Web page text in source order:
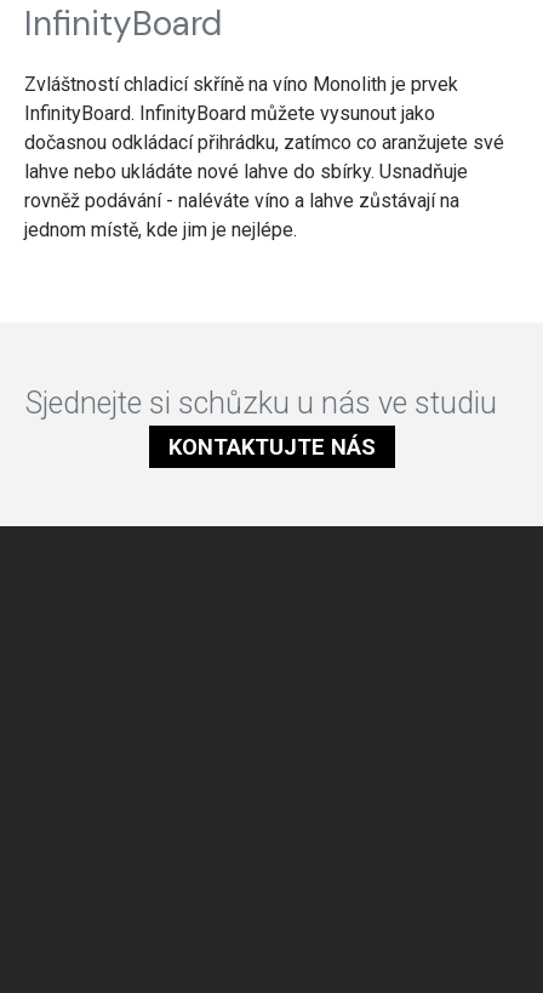
InfinityBoard
Zvláštností chladicí skříně na víno Monolith je prvek
InfinityBoard. InfinityBoard můžete vysunout jako
dočasnou odkládací přihrádku, zatímco co aranžujete své
lahve nebo ukládáte nové lahve do sbírky. Usnadňuje
rovněž podávání - naléváte víno a lahve zůstávají na
jednom místě, kde jim je nejlépe.
Sjednejte si schůzku u nás ve studiu
KONTAKTUJTE NÁS